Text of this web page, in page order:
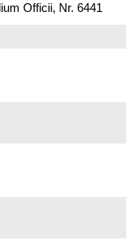
Officii, Nr. 6441